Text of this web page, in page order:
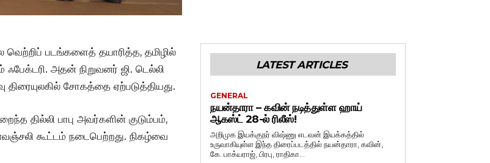
வெற்றிப் படங்களைத் தயாரித்த, தமிழில்
அதன் நிறுவனர் ஜி. டெல்லி
சோகத்தை ஏற்படுத்தியது.
தில்லி பாபு அவர்களின் குடும்பம்,
கூட்டம் நடைபெற்றது. நிகழ்வை
LATEST ARTICLES
GENERAL
நயன்தாரா – கவின் நடித்துள்ள ஹாய்
ஆகஸ்ட் 28-ல் ரிலீஸ்!
அறிமுக இயக்குநர் விஷ்ணு எடவன் இயக்கத்தில்
உருவாகியுள்ள இந்த திரைப்படத்தில் நயன்தாரா, கவின்,
கே. பாக்யராஜ், பிரபு, ராதிகா...